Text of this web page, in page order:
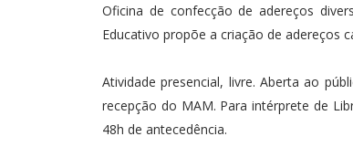
Oficina de confecção de adereços
Educativo propõe a criação de adereços
Atividade presencial, livre. Aberta ao
recepção do MAM. Para intérprete de
48h de antecedência.